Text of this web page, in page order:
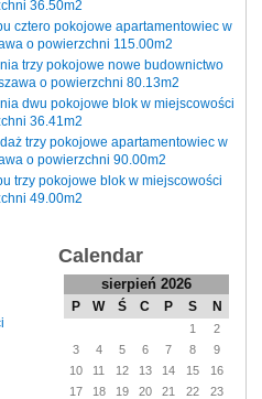
36.50m2
cztero pokojowe apartamentowiec w
o powierzchni 115.00m2
trzy pokojowe nowe budownictwo
o powierzchni 80.13m2
dwu pokojowe blok w miejscowości
36.41m2
trzy pokojowe apartamentowiec w
o powierzchni 90.00m2
trzy pokojowe blok w miejscowości
49.00m2
Calendar
sierpień 2026
P W Ś C P S N
1
2
3
4 5 6 7 8
9
10
11 12 13 14 15
16
17
18 19 20 21 22
23